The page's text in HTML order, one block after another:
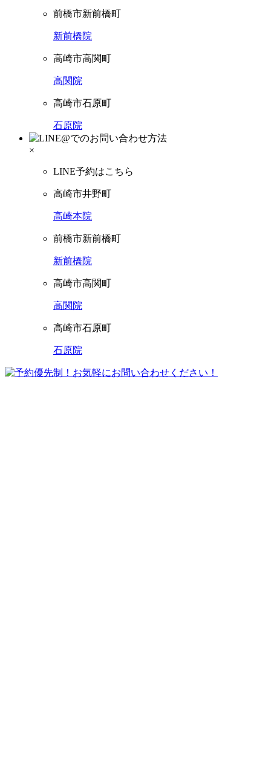
前橋市新前橋町
新前橋院
高崎市高関町
高関院
高崎市石原町
石原院
×
LINE予約はこちら
高崎市井野町
高崎本院
前橋市新前橋町
新前橋院
高崎市高関町
高関院
高崎市石原町
石原院